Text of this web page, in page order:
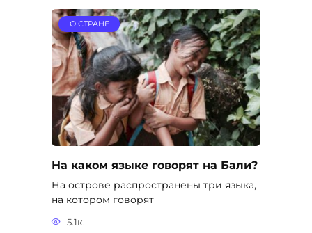
О СТРАНЕ
На каком языке говорят на Бали?
На острове распространены три языка,
на котором говорят
5.1к.